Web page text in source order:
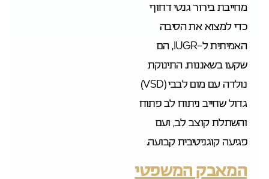
מחייבת בירור גנטי דחוף
כדי למצוא את הסיבה
האמיתית ל-IUGR, הם
שקעו בשאננות. התינוקת
נולדה עם מום לבבי (VSD)
גדול שחייב ניתוח לב פתוח
והשתלת קוצב לב, ועם
פגיעה קוגניטיבית קבועה.
המאבק המשפטי